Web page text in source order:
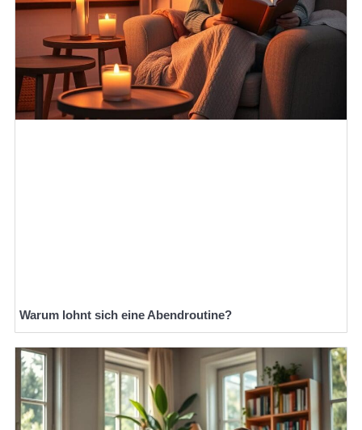
Warum lohnt sich eine Abendroutine?